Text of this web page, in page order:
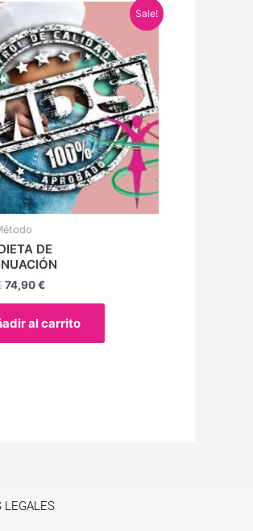
Sale!
DE
El
precio
original
era:
84,50 €.
74,90€
precio
actual
es:
74,90 €.
al carrito
LEGALES